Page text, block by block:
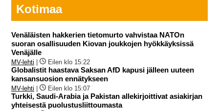
Kotimaa
Venäläisten hakkerien tietomurto vahvistaa NATOn
suoran osallisuuden Kiovan joukkojen hyökkäyksissä
Venäjälle
MV-lehti Eilen klo 15:22
Globalistit haastava Saksan AfD kapusi jälleen uuteen
kansansuosion ennätykseen
MV-lehti Eilen klo 15:07
Turkki, Saudi-Arabia ja Pakistan allekirjoittivat asiakirjan
yhteisestä puolustusliittoumasta